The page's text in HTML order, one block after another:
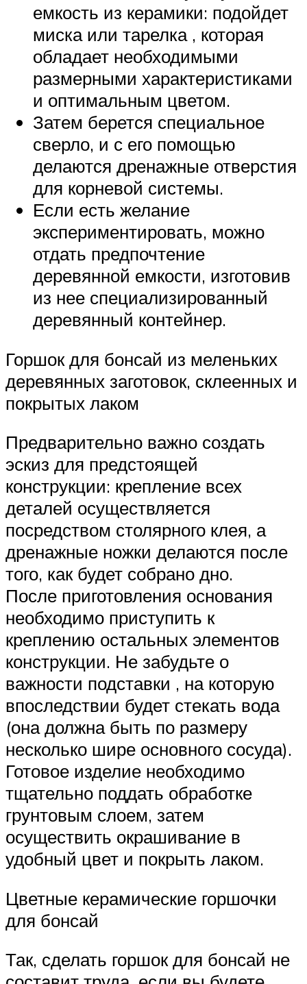
емкость из керамики: подойдет
миска или тарелка , которая
обладает необходимыми
размерными характеристиками
и оптимальным цветом.
Затем берется специальное
сверло, и с его помощью
делаются дренажные отверстия
для корневой системы.
Если есть желание
экспериментировать, можно
отдать предпочтение
деревянной емкости, изготовив
из нее специализированный
деревянный контейнер.
Горшок для бонсай из меленьких
деревянных заготовок, склеенных и
покрытых лаком
Предварительно важно создать
эскиз для предстоящей
конструкции: крепление всех
деталей осуществляется
посредством столярного клея, а
дренажные ножки делаются после
того, как будет собрано дно.
После приготовления основания
необходимо приступить к
креплению остальных элементов
конструкции. Не забудьте о
важности подставки , на которую
впоследствии будет стекать вода
(она должна быть по размеру
несколько шире основного сосуда).
Готовое изделие необходимо
тщательно поддать обработке
грунтовым слоем, затем
осуществить окрашивание в
удобный цвет и покрыть лаком.
Цветные керамические горшочки
для бонсай
Так, сделать горшок для бонсай не